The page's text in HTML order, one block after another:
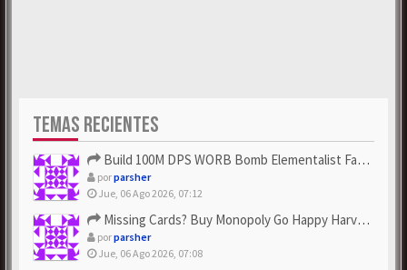
TEMAS RECIENTES
Build 100M DPS WORB Bomb Elementalist Fast - Grab POE Curren...
porparsher
Jue, 06 Ago 2026, 07:12
Missing Cards? Buy Monopoly Go Happy Harvest with Looney Tun...
porparsher
Jue, 06 Ago 2026, 07:08